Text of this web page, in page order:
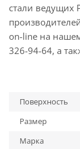
стали ведущих
on-line на
326-94-64, а
Поверхность
Размер
Марка